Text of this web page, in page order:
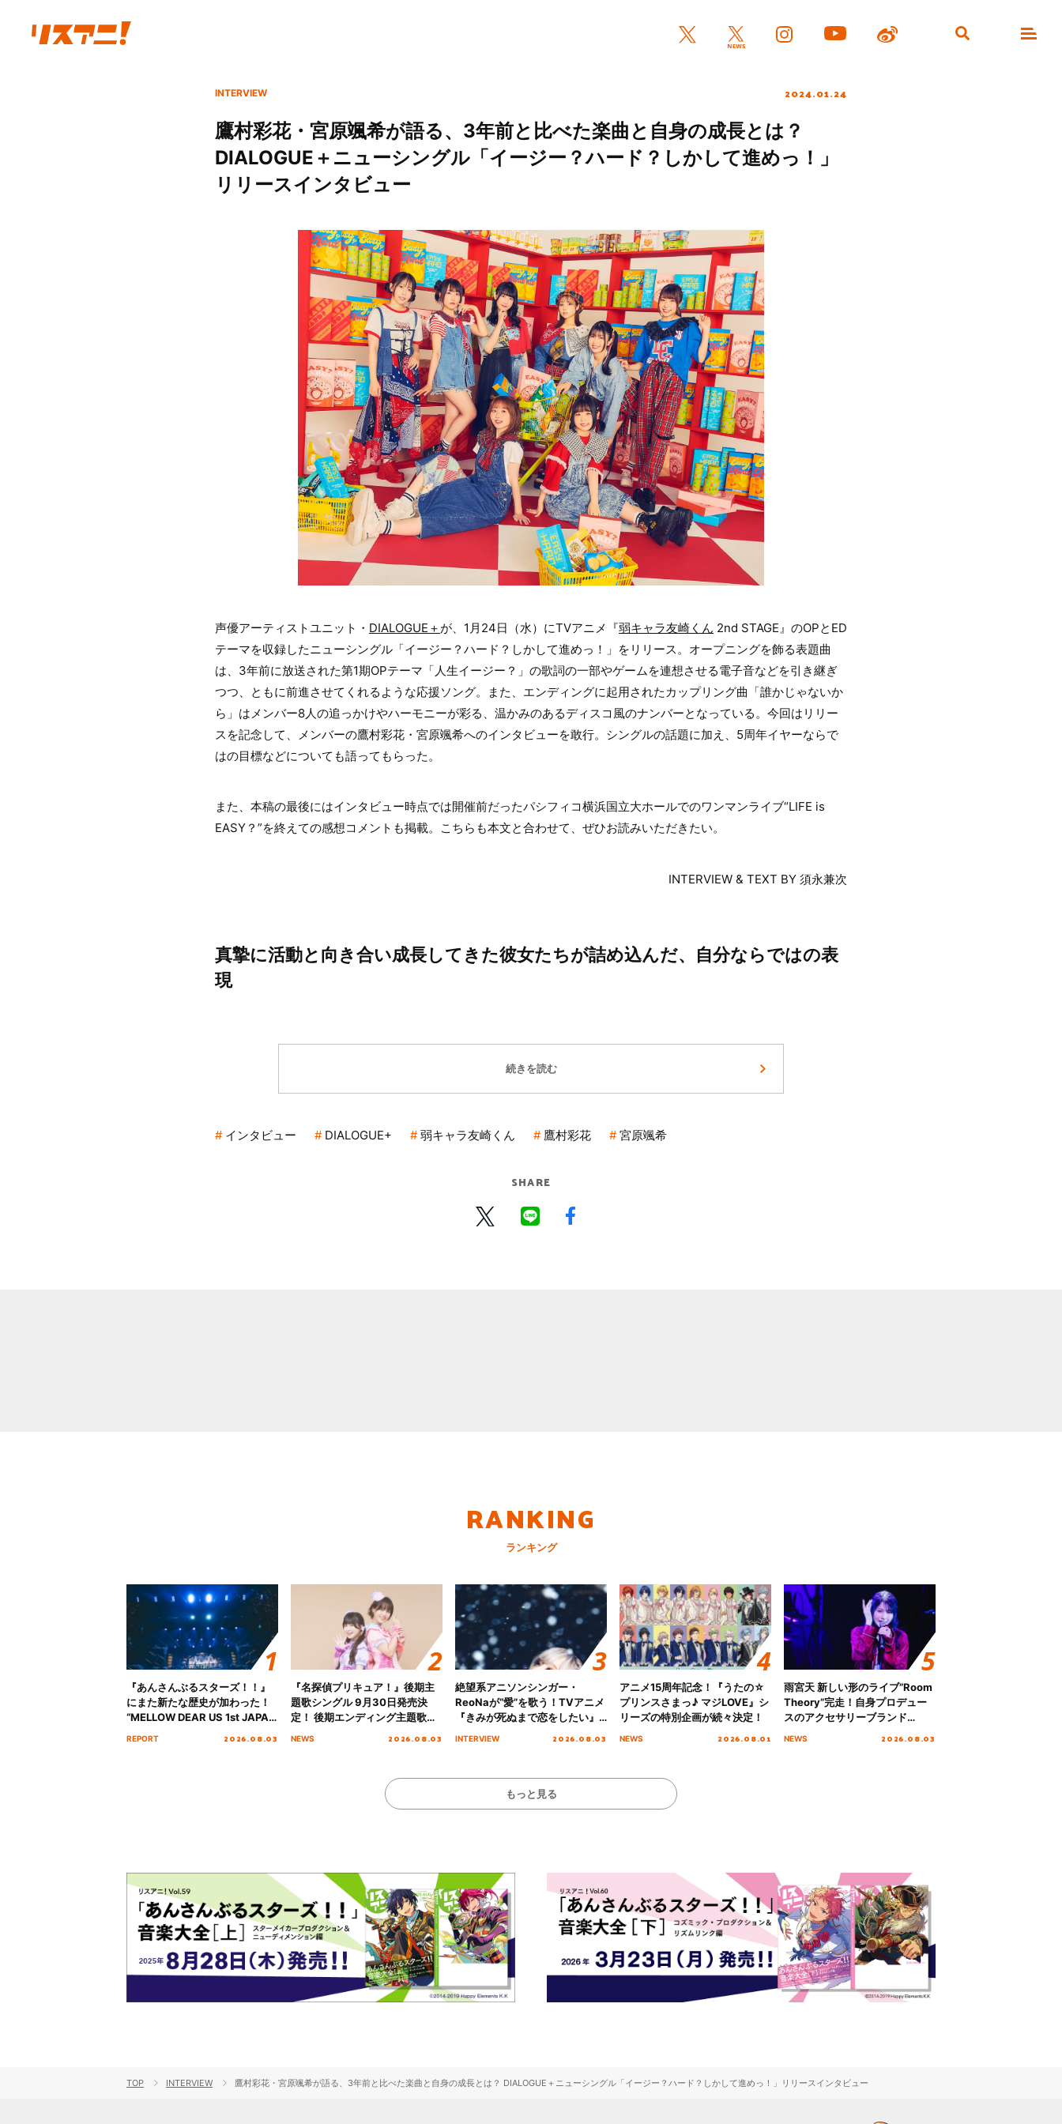
INTERVIEW 2024.01.24
鷹村彩花・宮原颯希が語る、3年前と比べた楽曲と自身の成長とは？
DIALOGUE＋ニューシングル「イージー？ハード？しかして進めっ！」
リリースインタビュー
声優アーティストユニット・ DIALOGUE＋ が、1月24日（水）にTVアニメ『弱キャラ友崎くん 2nd STAGE』のOPとED
テーマを収録したニューシングル「イージー？ハード？しかして進めっ！」をリリース。オープニングを飾る表題曲
は、3年前に放送された第1期OPテーマ「人生イージー？」の歌詞の一部やゲームを連想させる電子音などを引き継ぎ
つつ、ともに前進させてくれるような応援ソング。また、エンディングに起用されたカップリング曲「誰かじゃないか
ら」はメンバー8人の追っかけやハーモニーが彩る、温かみのあるディスコ風のナンバーとなっている。今回はリリー
スを記念して、メンバーの鷹村彩花・宮原颯希へのインタビューを敢行。シングルの話題に加え、5周年イヤーならで
はの目標などについても語ってもらった。
また、本稿の最後にはインタビュー時点では開催前だったパシフィコ横浜国立大ホールでのワンマンライブ“LIFE is
EASY？”を終えての感想コメントも掲載。こちらも本文と合わせて、ぜひお読みいただきたい。
INTERVIEW & TEXT BY 須永兼次
真摯に活動と向き合い成長してきた彼女たちが詰め込んだ、自分ならではの表
現
続きを読む
インタビュー DIALOGUE+ 弱キャラ友崎くん 鷹村彩花 宮原颯希
SHARE
RANKING
ランキング
『あんさんぶるスターズ！！』
にまた新たな歴史が加わった！
“MELLOW DEAR US 1st JAPAN
!!」Dear 横浜BUNTAI”をレポー
REPORT 2026.08.03
『名探偵プリキュア！』後期主
題歌シングル 9月30日発売決
定！ 後期エンディング主題歌
NEWS 2026.08.03
絶望系アニソンシンガー・
ReoNaが“愛”を歌う！TVアニメ
『きみが死ぬまで恋をしたい』
INTERVIEW 2026.08.03
アニメ15周年記念！『うたの☆
プリンスさまっ♪ マジLOVE』シ
リーズの特別企画が続々決定！
NEWS 2026.08.01
雨宮天 新しい形のライブ”Room
Theory”完走！自身プロデュー
スのアクセサリーブランド
NEWS 2026.08.03
もっと見る
TOP INTERVIEW 鷹村彩花・宮原颯希が語る、3年前と比べた楽曲と自身の成長とは？ DIALOGUE＋ニューシングル「イージー？ハード？しかして進めっ！」リリースインタビュー